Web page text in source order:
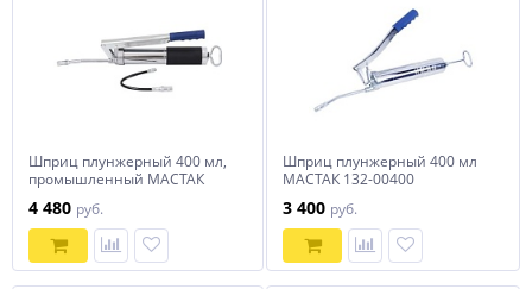
Шприц плунжерный 400 мл,
промышленный МАСТАК
4 480 руб.
Шприц плунжерный 400 мл
МАСТАК 132-00400
3 400 руб.